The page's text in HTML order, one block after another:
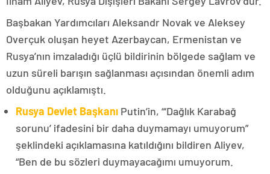
Başbakan Yardımcıları Aleksandr Novak ve Aleksey
Overçuk oluşan heyet Azerbaycan, Ermenistan ve
Rusya’nın imzaladığı üçlü bildirinin bölgede sağlam ve
uzun süreli barışın sağlanması açısından önemli adım
olduğunu açıklamıştı.
Rusya Devlet Başkanı Putin’in, “‘Dağlık Karabağ
sorunu’ ifadesini bir daha duymamayı umuyorum”
şeklindeki açıklamasına katıldığını bildiren Aliyev,
“Ben de bu sözleri duymayacağımı umuyorum.